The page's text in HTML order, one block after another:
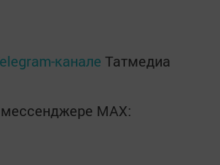
канале Татмедиа
мессенджере MАХ: